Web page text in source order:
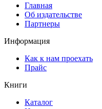
Главная
Об издательстве
Партнеры
Информация
Как к нам проехать
Прайс
Книги
Каталог